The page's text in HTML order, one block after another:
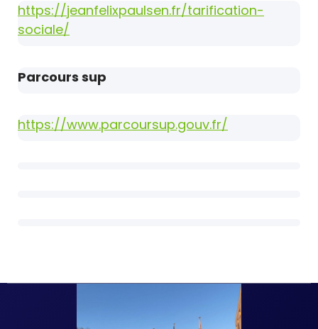
https://jeanfelixpaulsen.fr/tarification-
sociale/
Parcours sup
https://www.parcoursup.gouv.fr/